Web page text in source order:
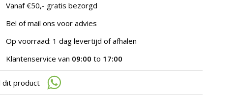
u
met
aanraaktoetsen
werkt,
kunt
u
Vanaf €50,- gratis bezorgd
Bel of mail ons voor advies
Op voorraad: 1 dag levertijd of afhalen
Klantenservice van 09:00 to 17:00
dit product